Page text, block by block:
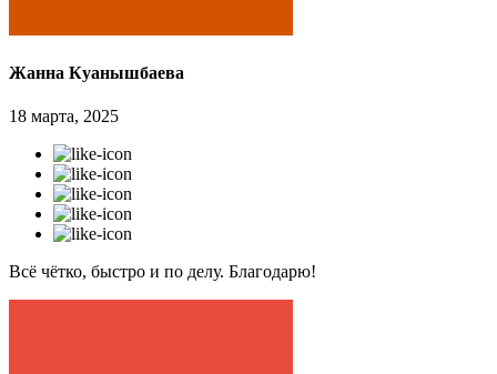
Жанна Куанышбаева
18 марта, 2025
Всё чётко, быстро и по делу. Благодарю!